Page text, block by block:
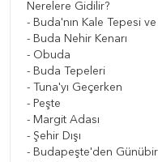
Nerelere Gidilir?
- Buda'nın Kale Tepesi
- Buda Nehir Kenarı
- Obuda
- Buda Tepeleri
- Tuna'yı Geçerken
- Peşte
- Margit Adası
- Şehir Dışı
- Budapeşte'den